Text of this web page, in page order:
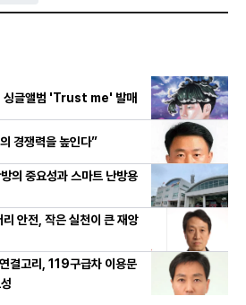
싱글앨범 'Trust me' 발매
경쟁력을 높인다”
의 중요성과 스마트 난방용
안전, 작은 실천이 큰 재앙
결고리, 119구급차 이용문